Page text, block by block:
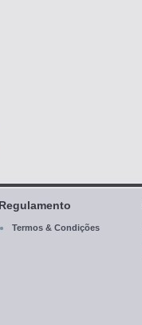
Regulamento
Termos & Condições